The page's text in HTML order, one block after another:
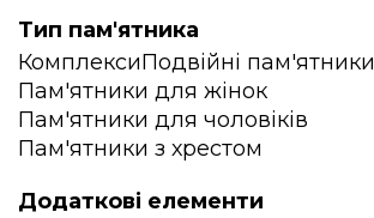
Тип пам'ятника
КомплексиПодвійні пам'ятники
Пам'ятники для жінок
Пам'ятники для чоловіків
Пам'ятники з хрестом
Додаткові елементи